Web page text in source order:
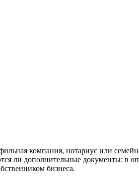
компания, нотариус или
ли дополнительные документы: в
бизнеса.